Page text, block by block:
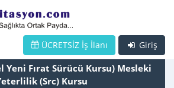
Giriş
ÜCRETSİZ İş İlanı
Yeni Fırat Sürücü Kursu) Mesleki
(Src) Kursu